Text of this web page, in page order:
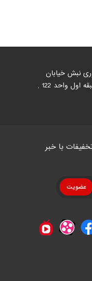
نبش خیابان
رازی پاساژ یگانه طبقه اول واحد 122 ,
با خبر